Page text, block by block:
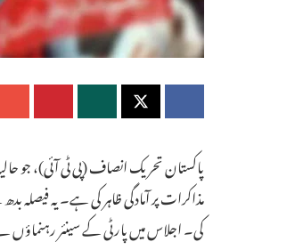
پاکستان تحریک انصاف (پی ٹی آئی)، جو
مذاکرات پر آمادگی ظاہر کی ہے۔ یہ فیصلہ
کی۔ اجلاس میں پارٹی کے سینئر